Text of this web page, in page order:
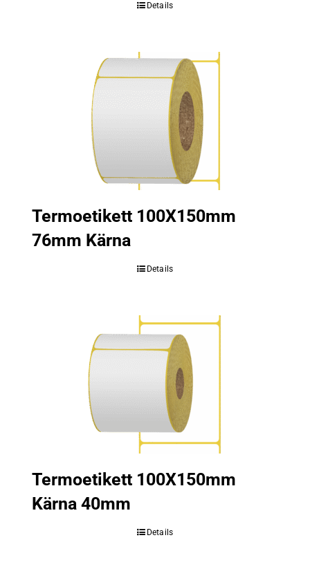
Details
Termoetikett 100X150mm
76mm Kärna
Details
Termoetikett 100X150mm
Kärna 40mm
Details